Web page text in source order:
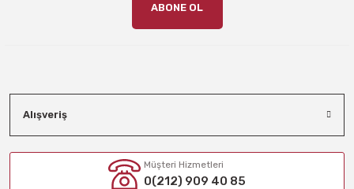
ABONE OL
Alışveriş
Müşteri Hizmetleri
0(212) 909 40 85